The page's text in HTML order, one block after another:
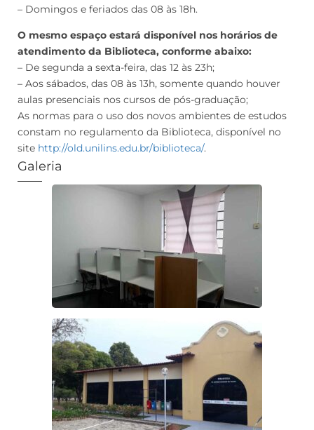
– Domingos e feriados das 08 às 18h.
O mesmo espaço estará disponível nos horários de
atendimento da Biblioteca, conforme abaixo:
– De segunda a sexta-feira, das 12 às 23h;
– Aos sábados, das 08 às 13h, somente quando houver
aulas presenciais nos cursos de pós-graduação;
As normas para o uso dos novos ambientes de estudos
constam no regulamento da Biblioteca, disponível no
site http://old.unilins.edu.br/biblioteca/.
Galeria